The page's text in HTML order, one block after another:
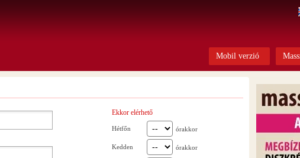
Mobil verzió
Ekkor elérhető
Hétfőn órakkor
Kedden órakkor